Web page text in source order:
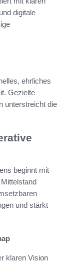
digitale
ehrliches
Gezielte
unterstreicht die
beginnt mit
und stärkt
klaren Vision